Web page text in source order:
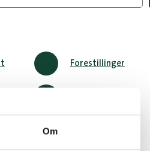
Om
Forestillinger